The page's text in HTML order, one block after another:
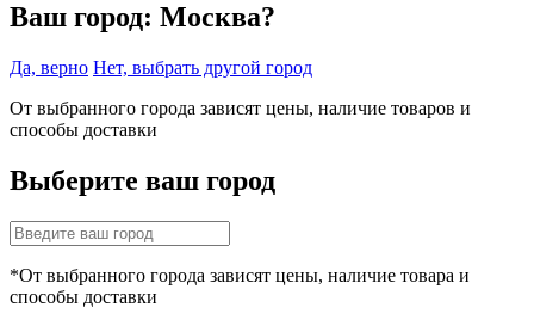
Ваш город: Москва?
Да, верно Нет, выбрать другой город
От выбранного города зависят цены, наличие товаров и
способы доставки
Выберите ваш город
*От выбранного города зависят цены, наличие товара и
способы доставки